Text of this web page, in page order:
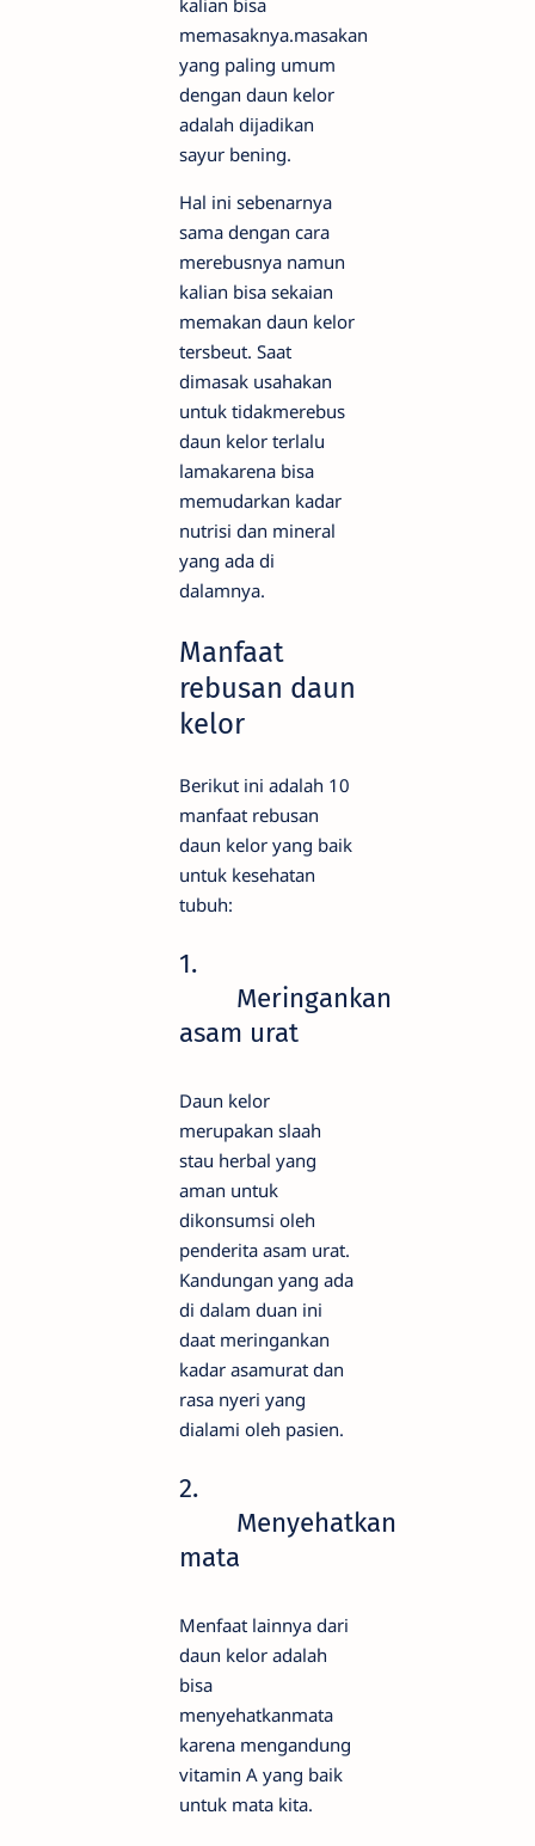
kalian bisa
memasaknya.masakan
yang paling umum
dengan daun kelor
adalah dijadikan
sayur bening.
Hal ini sebenarnya
sama dengan cara
merebusnya namun
kalian bisa sekaian
memakan daun kelor
tersbeut. Saat
dimasak usahakan
untuk tidakmerebus
daun kelor terlalu
lamakarena bisa
memudarkan kadar
nutrisi dan mineral
yang ada di
dalamnya.
Manfaat
rebusan daun
kelor
Berikut ini adalah 10
manfaat rebusan
daun kelor yang baik
untuk kesehatan
tubuh:
1.
Meringankan
asam urat
Daun kelor
merupakan slaah
stau herbal yang
aman untuk
dikonsumsi oleh
penderita asam urat.
Kandungan yang ada
di dalam duan ini
daat meringankan
kadar asamurat dan
rasa nyeri yang
dialami oleh pasien.
2.
Menyehatkan
mata
Menfaat lainnya dari
daun kelor adalah
bisa
menyehatkanmata
karena mengandung
vitamin A yang baik
untuk mata kita.